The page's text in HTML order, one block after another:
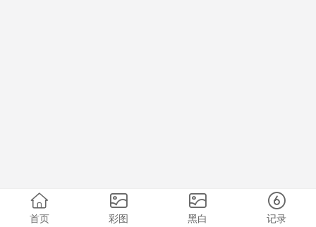
首页 彩图 黑白 记录